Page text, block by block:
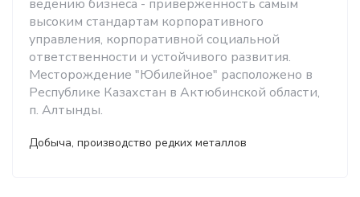
ведению бизнеса - приверженность самым
высоким стандартам корпоративного
управления, корпоративной социальной
ответственности и устойчивого развития.
Месторождение "Юбилейное" расположено в
Республике Казахстан в Актюбинской области,
п. Алтынды.
Добыча, производство редких металлов